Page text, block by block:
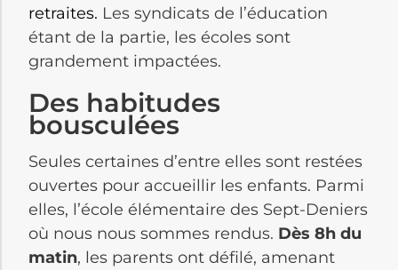
retraites. Les syndicats de l’éducation
étant de la partie, les écoles sont
grandement impactées.
Des habitudes
bousculées
Seules certaines d’entre elles sont restées
ouvertes pour accueillir les enfants. Parmi
elles, l’école élémentaire des Sept-Deniers
où nous nous sommes rendus. Dès 8h du
matin, les parents ont défilé, amenant